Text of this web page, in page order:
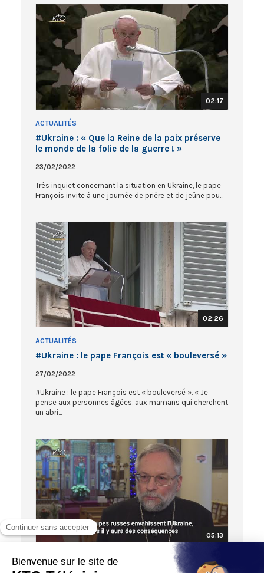
02:17
ACTUALITÉS
#Ukraine : « Que la Reine de la paix préserve
le monde de la folie de la guerre ! »
23/02/2022
Très inquiet concernant la situation en Ukraine, le pape
François invite à une journée de prière et de jeûne pou...
02:26
ACTUALITÉS
#Ukraine : le pape François est « bouleversé »
27/02/2022
#Ukraine : le pape François est « bouleversé ». « Je
pense aux personnes âgées, aux mamans qui cherchent
un abri...
05:13
TROIS QUESTIONS À ...